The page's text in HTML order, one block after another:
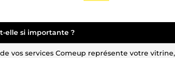
elle si importante ?
vos services Comeup représente votre